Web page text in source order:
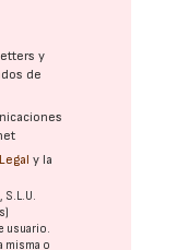
y
de
y la
usuario.
misma o